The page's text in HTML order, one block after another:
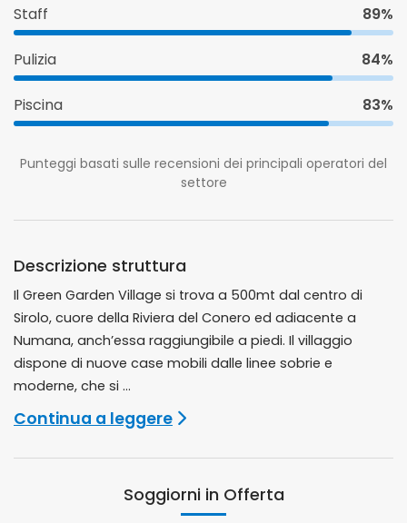
Staff 89%
Pulizia 84%
Piscina 83%
Punteggi basati sulle recensioni dei principali operatori del
settore
Descrizione struttura
Il Green Garden Village si trova a 500mt dal centro di
Sirolo, cuore della Riviera del Conero ed adiacente a
Numana, anch’essa raggiungibile a piedi. Il villaggio
dispone di nuove case mobili dalle linee sobrie e
moderne, che si ...
Continua a leggere
Soggiorni in Offerta